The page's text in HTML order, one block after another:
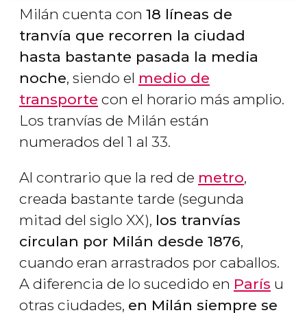
Milán cuenta con 18 líneas de
tranvía que recorren la ciudad
hasta bastante pasada la media
noche, siendo el medio de
transporte con el horario más amplio.
Los tranvías de Milán están
numerados del 1 al 33.
Al contrario que la red de metro,
creada bastante tarde (segunda
mitad del siglo XX), los tranvías
circulan por Milán desde 1876,
cuando eran arrastrados por caballos.
A diferencia de lo sucedido en París u
otras ciudades, en Milán siempre se